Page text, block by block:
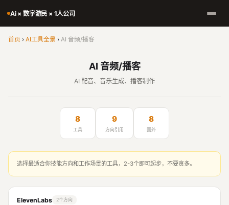
Ai × 数字游民 × 1人公司
首页 › AI工具全景 › AI 音频/播客
AI 音频/播客
AI 配音、音乐生成、播客制作
8
工具
9
方向引用
8
国外
选择最适合你技能方向和工作场景的工具，2-3个即可起步，不要贪多。
ElevenLabs 2个方向